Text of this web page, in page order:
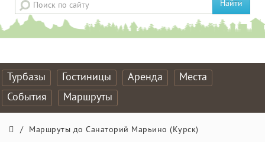
Найти
Турбазы Гостиницы Аренда
Места
События
Маршруты
/ Маршруты до Санаторий Марьино (Курск)